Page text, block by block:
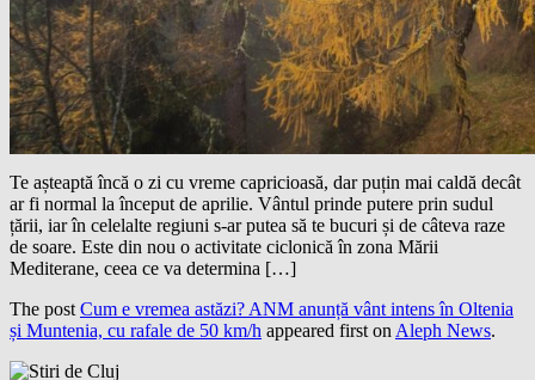
Te așteaptă încă o zi cu vreme capricioasă, dar puțin mai caldă decât
ar fi normal la început de aprilie. Vântul prinde putere prin sudul
țării, iar în celelalte regiuni s-ar putea să te bucuri și de câteva raze
de soare. Este din nou o activitate ciclonică în zona Mării
Mediterane, ceea ce va determina […]
The post Cum e vremea astăzi? ANM anunță vânt intens în Oltenia
și Muntenia, cu rafale de 50 km/h appeared first on Aleph News.